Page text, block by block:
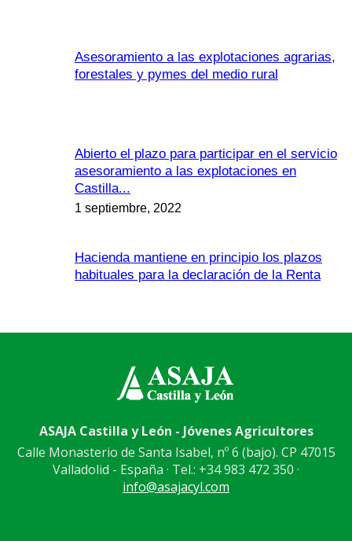
Asesoramiento a las explotaciones agrarias,
forestales y pymes del medio rural
Abierto el plazo para participar en el servicio
asesoramiento a las explotaciones en
Castilla...
1 septiembre, 2022
Hacienda mantiene en principio los plazos
habituales para la declaración de la Renta
ASAJA Castilla y León - Jóvenes Agricultores
Calle Monasterio de Santa Isabel, nº 6 (bajo). CP 47015
Valladolid - España · Tel.: +34 983 472 350 ·
info@asajacyl.com